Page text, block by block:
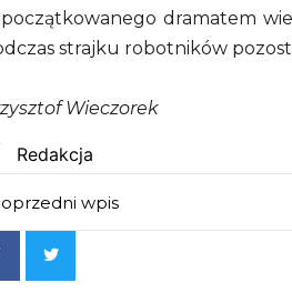
dramatem
strajku robotników
Wieczorek
Redakcja
wpis